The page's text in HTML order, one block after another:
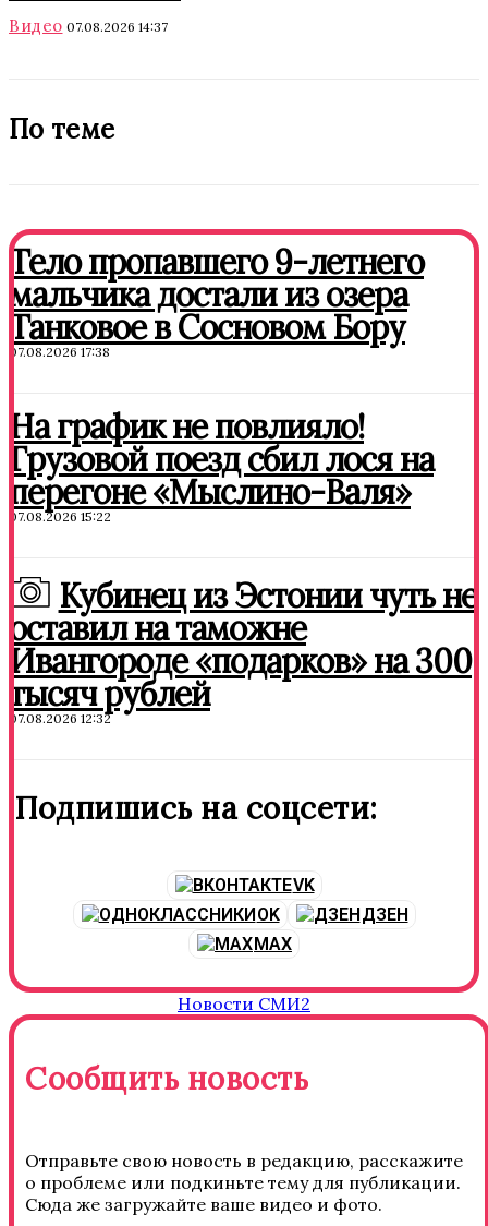
Видео 07.08.2026 14:37
По теме
Тело пропавшего 9-летнего
мальчика достали из озера
Танковое в Сосновом Бору
07.08.2026 17:38
На график не повлияло!
Грузовой поезд сбил лося на
перегоне «Мыслино-Валя»
07.08.2026 15:22
Кубинец из Эстонии чуть не
оставил на таможне
Ивангороде «подарков» на 300
тысяч рублей
07.08.2026 12:32
Подпишись на соцсети:
VK
OK
ДЗЕН
MAX
Новости СМИ2
Сообщить новость
Отправьте свою новость в редакцию, расскажите
о проблеме или подкиньте тему для публикации.
Сюда же загружайте ваше видео и фото.